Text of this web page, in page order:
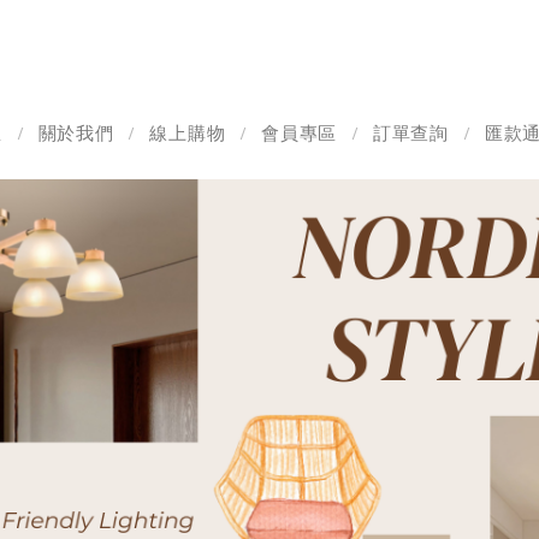
關於我們 線上購物 會員專區 訂單查詢 匯款